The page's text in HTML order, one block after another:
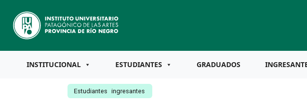
INSTITUCIONAL ESTUDIANTES GRADUADOS
Estudiantes ingresantes